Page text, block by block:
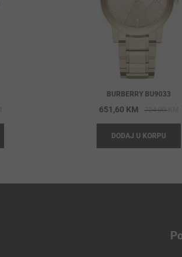
price
644,00 KM.
price
579,60 KM.
BURBERRY BU9033
724,00KM
651,60 KM
DODAJ U KORPU